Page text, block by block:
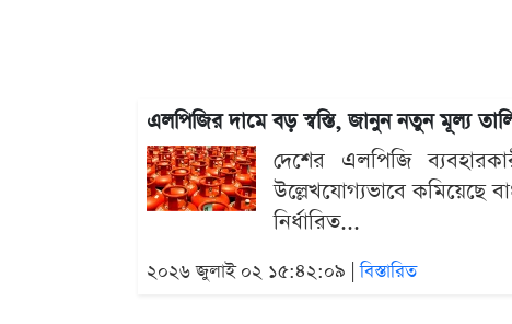
এলপিজির দামে বড় স্বস্তি, জানুন নতুন মূল্য
দেশের এলপিজি
উল্লেখযোগ্যভাবে কমিয়েছে
নির্ধারিত...
২০২৬ জুলাই ০২ ১৫:৪২:০৯ |বিস্তারিত